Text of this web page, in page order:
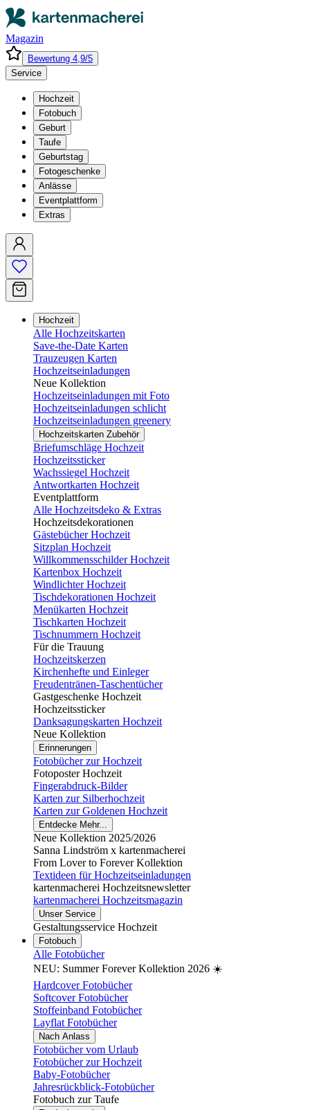
Magazin
Bewertung 4,9/5
Service
Hochzeit
Fotobuch
Geburt
Taufe
Geburtstag
Fotogeschenke
Anlässe
Eventplattform
Extras
Hochzeit
Alle Hochzeitskarten
Save-the-Date Karten
Trauzeugen Karten
Hochzeitseinladungen
Neue Kollektion
Hochzeitseinladungen mit Foto
Hochzeitseinladungen schlicht
Hochzeitseinladungen greenery
Hochzeitskarten Zubehör
Briefumschläge Hochzeit
Hochzeitssticker
Wachssiegel Hochzeit
Antwortkarten Hochzeit
Eventplattform
Alle Hochzeitsdeko & Extras
Hochzeitsdekorationen
Gästebücher Hochzeit
Sitzplan Hochzeit
Willkommensschilder Hochzeit
Kartenbox Hochzeit
Windlichter Hochzeit
Tischdekorationen Hochzeit
Menükarten Hochzeit
Tischkarten Hochzeit
Tischnummern Hochzeit
Für die Trauung
Hochzeitskerzen
Kirchenhefte und Einleger
Freudentränen-Taschentücher
Gastgeschenke Hochzeit
Hochzeitssticker
Danksagungskarten Hochzeit
Neue Kollektion
Erinnerungen
Fotobücher zur Hochzeit
Fotoposter Hochzeit
Fingerabdruck-Bilder
Karten zur Silberhochzeit
Karten zur Goldenen Hochzeit
Entdecke Mehr...
Neue Kollektion 2025/2026
Sanna Lindström x kartenmacherei
From Lover to Forever Kollektion
Textideen für Hochzeitseinladungen
kartenmacherei Hochzeitsnewsletter
kartenmacherei Hochzeitsmagazin
Unser Service
Gestaltungsservice Hochzeit
Fotobuch
Alle Fotobücher
NEU: Summer Forever Kollektion 2026 ☀️
Hardcover Fotobücher
Softcover Fotobücher
Stoffeinband Fotobücher
Layflat Fotobücher
Nach Anlass
Fotobücher vom Urlaub
Fotobücher zur Hochzeit
Baby-Fotobücher
Jahresrückblick-Fotobücher
Fotobuch zur Taufe